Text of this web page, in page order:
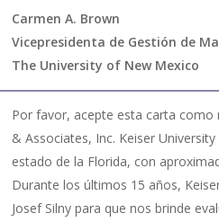
Carmen A. Brown
Vicepresidenta de Gestión de
The University of New Mexico
Por favor, acepte esta carta como
& Associates, Inc. Keiser
estado de la Florida, con
Durante los últimos 15 años,
Josef Silny para que nos brinde